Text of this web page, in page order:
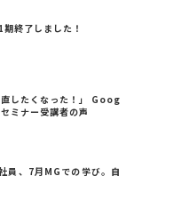
終了しました！
直したくなった！」 Goog
ミナー受講者の声
員、7月MGでの学び。自